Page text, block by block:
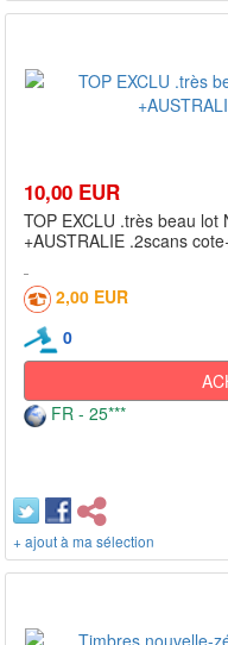
10,00 EUR
TOP EXCLU .très beau lot
+AUSTRALIE .2scans
2,00 EUR
0
FR - 25***
+ ajout à ma sélection